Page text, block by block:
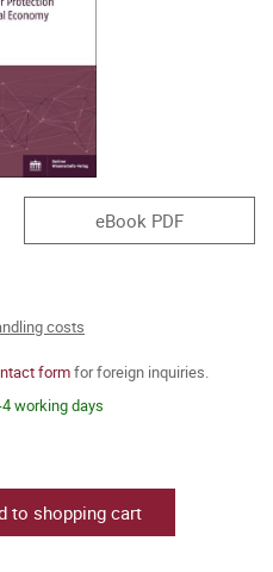
eBook PDF
costs
formfor foreign inquiries.
working days
to shopping cart